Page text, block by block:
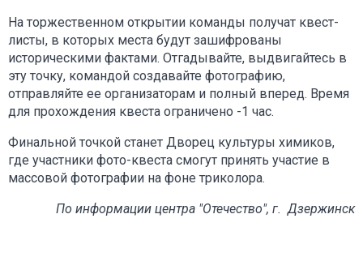
На торжественном открытии команды получат квест-
листы, в которых места будут зашифрованы
историческими фактами. Отгадывайте, выдвигайтесь в
эту точку, командой создавайте фотографию,
отправляйте ее организаторам и полный вперед. Время
для прохождения квеста ограничено -1 час.
Финальной точкой станет Дворец культуры химиков,
где участники фото-квеста смогут принять участие в
массовой фотографии на фоне триколора.
По информации центра "Отечество", г. Дзержинск